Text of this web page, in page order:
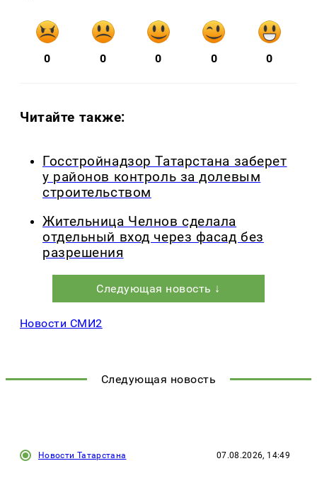
0 0 0 0 0
Читайте также:
Госстройнадзор Татарстана заберет
у районов контроль за долевым
строительством
Жительница Челнов сделала
отдельный вход через фасад без
разрешения
Следующая новость ↓
Новости СМИ2
Следующая новость
Новости Татарстана 07.08.2026, 14:49